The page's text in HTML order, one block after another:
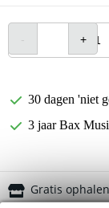
30 dagen 'niet
3 jaar Bax
Gratis